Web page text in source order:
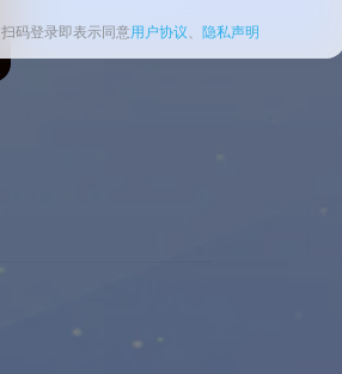
扫码登录即表示同意用户协议 隐私声明